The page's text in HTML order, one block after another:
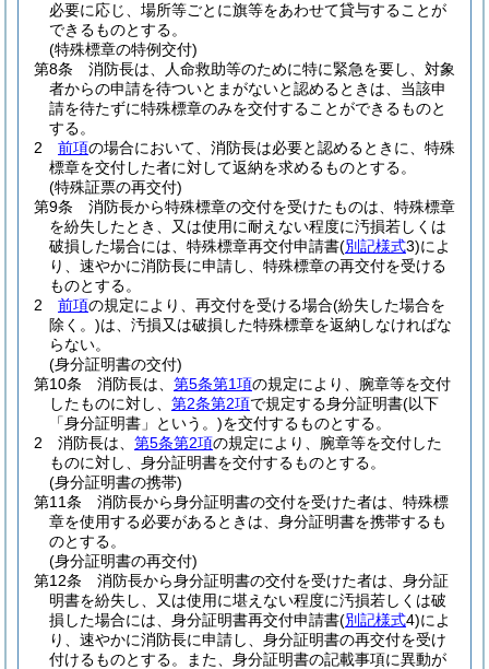
必要に応じ、場所等ごとに旗等をあわせて貸与することが
できるものとする。
(特殊標章の特例交付)
第8条
消防長は、人命救助等のために特に緊急を要し、対象
者からの申請を待ついとまがないと認めるときは、当該申
請を待たずに特殊標章のみを交付することができるものと
する。
2
前項の場合において、消防長は必要と認めるときに、特殊
標章を交付した者に対して返納を求めるものとする。
(特殊証票の再交付)
第9条
消防長から特殊標章の交付を受けたものは、特殊標章
を紛失したとき、又は使用に耐えない程度に汚損若しくは
破損した場合には、特殊標章再交付申請書(別記様式3)によ
り、速やかに消防長に申請し、特殊標章の再交付を受ける
ものとする。
2
前項の規定により、再交付を受ける場合(紛失した場合を
除く。)は、汚損又は破損した特殊標章を返納しなければな
らない。
(身分証明書の交付)
第10条
消防長は、 第5条第1項の規定により、腕章等を交付
したものに対し、 第2条第2項で規定する身分証明書(以下
「身分証明書」という。)を交付するものとする。
2
消防長は、 第5条第2項の規定により、腕章等を交付した
ものに対し、身分証明書を交付するものとする。
(身分証明書の携帯)
第11条
消防長から身分証明書の交付を受けた者は、特殊標
章を使用する必要があるときは、身分証明書を携帯するも
のとする。
(身分証明書の再交付)
第12条
消防長から身分証明書の交付を受けた者は、身分証
明書を紛失し、又は使用に堪えない程度に汚損若しくは破
損した場合には、身分証明書再交付申請書(別記様式4)によ
り、速やかに消防長に申請し、身分証明書の再交付を受け
付けるものとする。
また、身分証明書の記載事項に異動が